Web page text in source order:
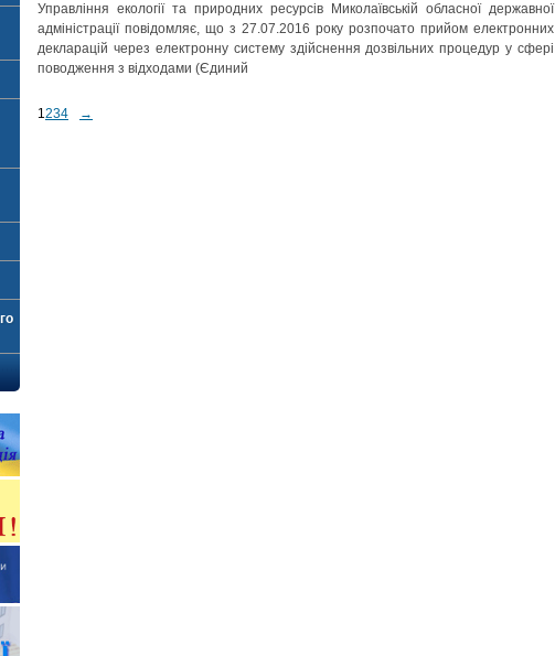
Управління екології та природних ресурсів Миколаївській обласної державної
адміністрації повідомляє, що з 27.07.2016 року розпочато прийом електронних
декларацій через електронну систему здійснення дозвільних процедур у сфері
поводження з відходами (Єдиний
1234 →